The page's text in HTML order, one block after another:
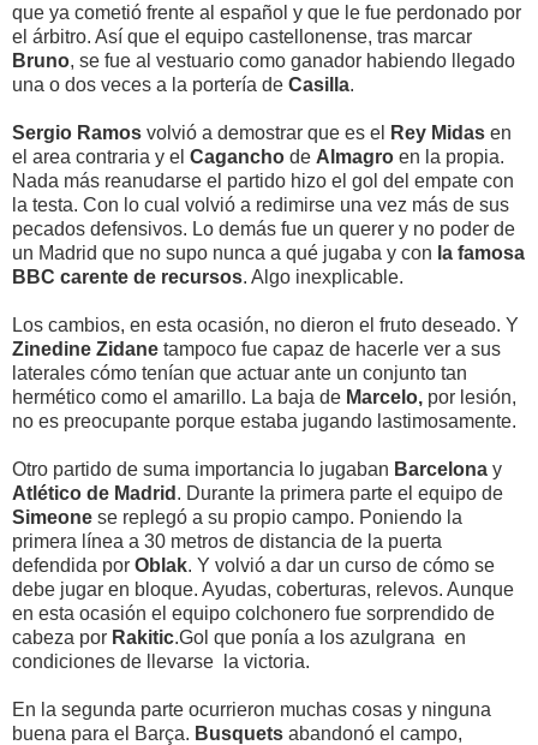
que ya cometió frente al español y que le fue perdonado por
el árbitro. Así que el equipo castellonense, tras marcar
Bruno, se fue al vestuario como ganador habiendo llegado
una o dos veces a la portería de Casilla.
Sergio Ramos volvió a demostrar que es el Rey Midas en
el area contraria y el Cagancho de Almagro en la propia.
Nada más reanudarse el partido hizo el gol del empate con
la testa. Con lo cual volvió a redimirse una vez más de sus
pecados defensivos. Lo demás fue un querer y no poder de
un Madrid que no supo nunca a qué jugaba y con la famosa
BBC carente de recursos. Algo inexplicable.
Los cambios, en esta ocasión, no dieron el fruto deseado. Y
Zinedine Zidane tampoco fue capaz de hacerle ver a sus
laterales cómo tenían que actuar ante un conjunto tan
hermético como el amarillo. La baja de Marcelo, por lesión,
no es preocupante porque estaba jugando lastimosamente.
Otro partido de suma importancia lo jugaban Barcelona y
Atlético de Madrid . Durante la primera parte el equipo de
Simeone se replegó a su propio campo. Poniendo la
primera línea a 30 metros de distancia de la puerta
defendida por Oblak. Y volvió a dar un curso de cómo se
debe jugar en bloque. Ayudas, coberturas, relevos. Aunque
en esta ocasión el equipo colchonero fue sorprendido de
cabeza por Rakitic.Gol que ponía a los azulgrana en
condiciones de llevarse la victoria.
En la segunda parte ocurrieron muchas cosas y ninguna
buena para el Barça. Busquets abandonó el campo,